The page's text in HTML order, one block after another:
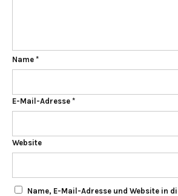
Name *
E-Mail-Adresse *
Website
Name, E-Mail-Adresse und Website in